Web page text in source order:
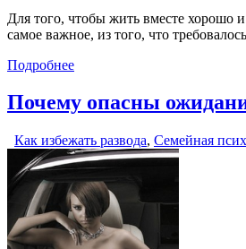
Для того, чтобы жить вместе хорошо
самое важное, из того, что
Подробнее
Почему опасны
Как избежать развода, Семейная